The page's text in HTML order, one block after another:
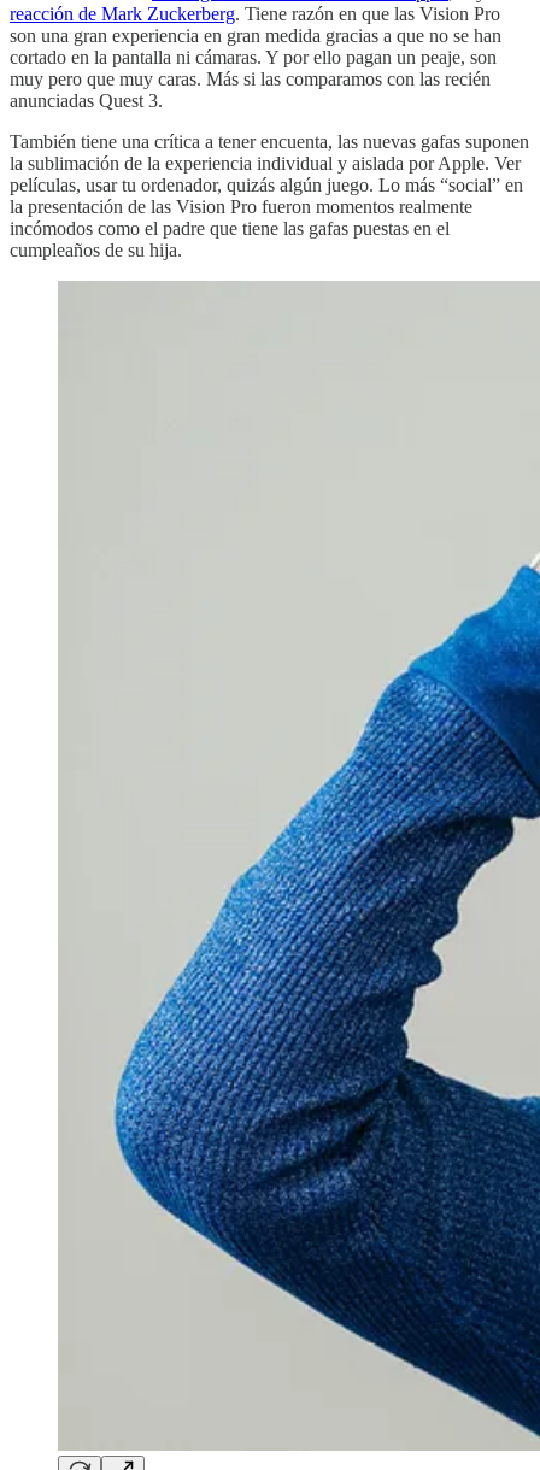
reacción de Mark Zuckerberg. Tiene razón en que las Vision Pro
son una gran experiencia en gran medida gracias a que no se han
cortado en la pantalla ni cámaras. Y por ello pagan un peaje, son
muy pero que muy caras. Más si las comparamos con las recién
anunciadas Quest 3.
También tiene una crítica a tener encuenta, las nuevas gafas suponen
la sublimación de la experiencia individual y aislada por Apple. Ver
películas, usar tu ordenador, quizás algún juego. Lo más “social” en
la presentación de las Vision Pro fueron momentos realmente
incómodos como el padre que tiene las gafas puestas en el
cumpleaños de su hija.